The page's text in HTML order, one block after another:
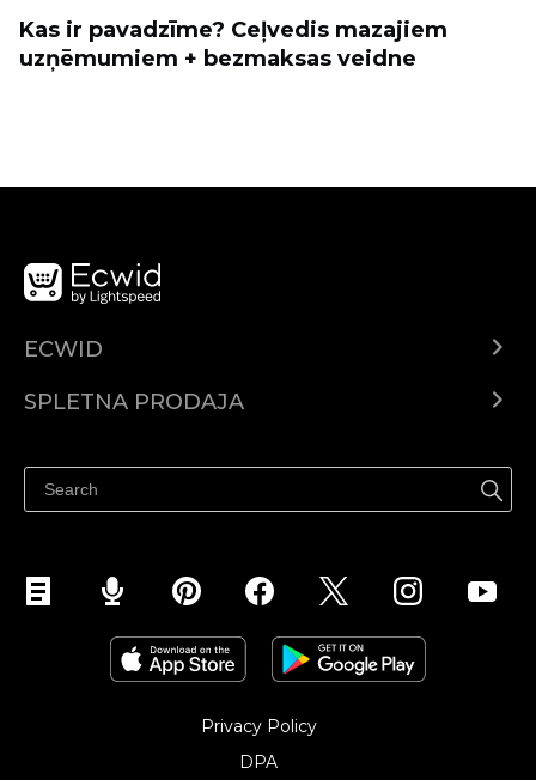
Kas ir pavadzīme? Ceļvedis mazajiem
uzņēmumiem + bezmaksas veidne
ECWID
SPLETNA PRODAJA
Prodaja na Instagramu
Privacy Policy
DPA